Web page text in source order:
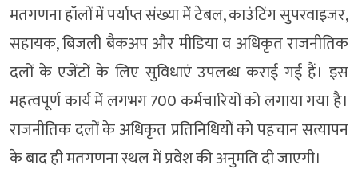
मतगणना हॉलों में पर्याप्त संख्या में टेबल, काउंटिंग सुपरवाइजर,
सहायक, बिजली बैकअप और मीडिया व अधिकृत राजनीतिक
दलों के एजेंटों के लिए सुविधाएं उपलब्ध कराई गई हैं। इस
महत्वपूर्ण कार्य में लगभग 700 कर्मचारियों को लगाया गया है।
राजनीतिक दलों के अधिकृत प्रतिनिधियों को पहचान सत्यापन
के बाद ही मतगणना स्थल में प्रवेश की अनुमति दी जाएगी।